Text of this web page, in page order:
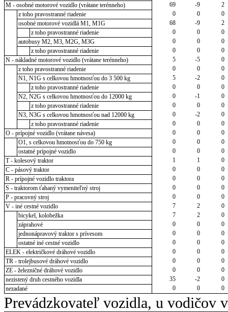
M - osobné motorové vozidlo (vrátane terénneho)
69 -9
2
z toho pravostranné riadenie
0 0
0
osobné motorové vozidlá M1, M1G
68 -9
2
z toho pravostranné riadenie
0 0
0
autobusy M2, M3, M2G, M3G
0 0
0
z toho pravostranné riadenie
0 0
0
N - nákladné motorové vozidlo (vrátane terénneho)
5 -5
0
z toho pravostranné riadenie
0 0
0
N1, N1G s celkovou hmotnosťou do 3 500 kg
5 -2
0
z toho pravostranné riadenie
0 0
0
N2, N2G s celkovou hmotnosťou do 12000 kg
0 -1
0
z toho pravostranné riadenie
0 0
0
N3, N3G s celkovou hmotnosťou nad 12000 kg
0 -2
0
z toho pravostranné riadenie
0 0
0
O - prípojné vozidlo (vrátane návesa)
0 0
0
O1, s celkovou hmotnosťou do 750 kg
0 0
0
ostatné prípojné vozidlo
0 0
0
T - kolesový traktor
1 1
0
C - pásový traktor
0 0
0
R - prípojné vozidlo traktora
0 0
0
S - traktorom ťahaný vymeniteľný stroj
0 0
0
P - pracovný stroj
0 0
0
V - iné cestné vozidlo
7 2
0
bicykel, kolobežka
7 2
0
záprahové
0 0
0
jednonápravový traktor s prívesom
0 0
0
ostatné iné cestné vozidlo
0 0
0
ELEK - električkové dráhové vozidlo
0 0
0
TR - trolejbusové dráhové vozidlo
0 0
0
ZE - železničné dráhové vozidlo
0 0
0
nezistený druh cestného vozidla
35 -2
0
nezadané
0 0 0
Prevádzkovateľ vozidla, u vodičov